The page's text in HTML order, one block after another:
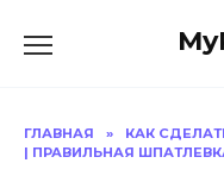
ГЛАВНАЯ »
КАК
| ПРАВИЛЬНАЯ